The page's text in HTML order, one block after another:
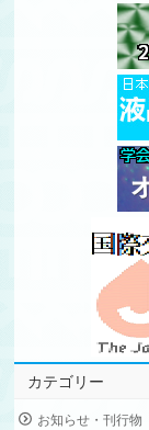
カテゴリー
お知らせ・刊行物